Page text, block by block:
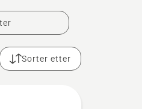
Sorter etter